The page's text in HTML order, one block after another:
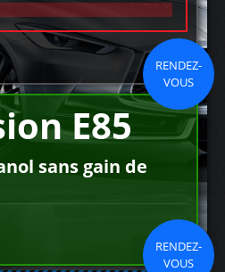
RENDEZ-
VOUS
E85
sans gain de
RENDEZ-
VOUS